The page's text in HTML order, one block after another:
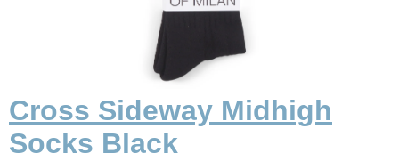
Cross Sideway Midhigh
Socks Black